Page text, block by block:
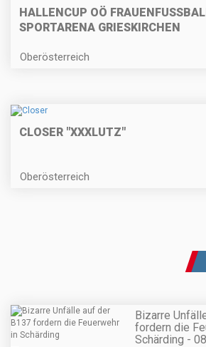
HALLENCUP OÖ
PORTARENA GRIESKIRCHEN
Oberösterreich
CLOSER "XXXLUTZ"
Oberösterreich
Bizarre
fordern die
Schärding -